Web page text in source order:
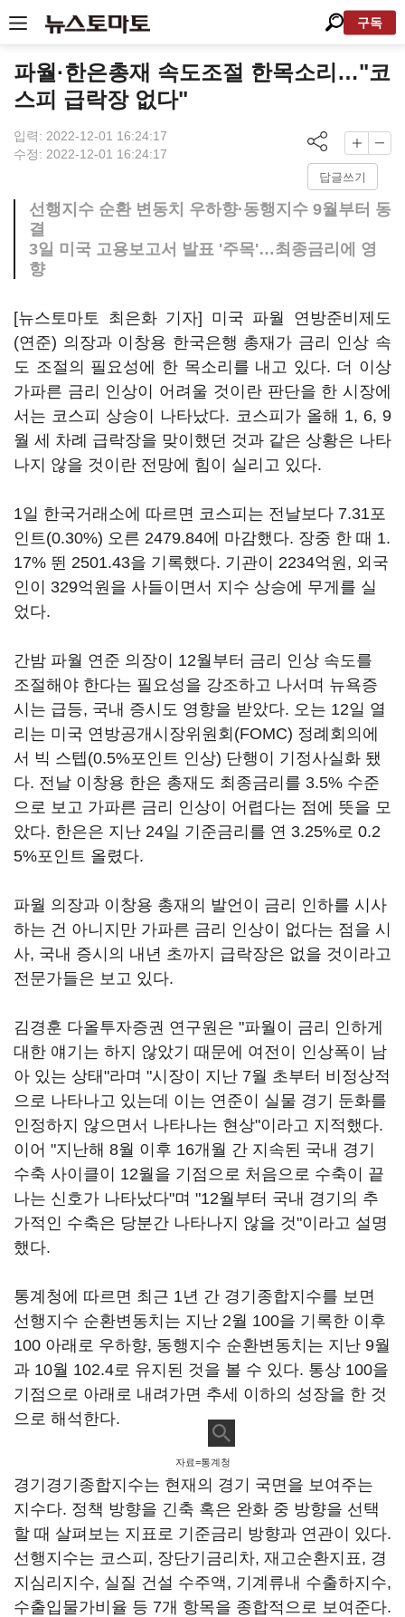
구독
파월·한은총재 속도조절 한목소리…"코
스피 급락장 없다"
입력: 2022-12-01 16:24:17
수정: 2022-12-01 16:24:17
답글쓰기
선행지수 순환 변동치 우하향·동행지수 9월부터 동
결
3일 미국 고용보고서 발표 '주목'…최종금리에 영
향
[뉴스토마토 최은화 기자] 미국 파월 연방준비제도
(연준) 의장과 이창용 한국은행 총재가 금리 인상 속
도 조절의 필요성에 한 목소리를 내고 있다. 더 이상
가파른 금리 인상이 어려울 것이란 판단을 한 시장에
서는 코스피 상승이 나타났다. 코스피가 올해 1, 6, 9
월 세 차례 급락장을 맞이했던 것과 같은 상황은 나타
나지 않을 것이란 전망에 힘이 실리고 있다.
1일 한국거래소에 따르면 코스피는 전날보다 7.31포
인트(0.30%) 오른 2479.84에 마감했다. 장중 한 때 1.
17% 뛴 2501.43을 기록했다. 기관이 2234억원, 외국
인이 329억원을 사들이면서 지수 상승에 무게를 실
었다.
간밤 파월 연준 의장이 12월부터 금리 인상 속도를
조절해야 한다는 필요성을 강조하고 나서며 뉴욕증
시는 급등, 국내 증시도 영향을 받았다. 오는 12일 열
리는 미국 연방공개시장위원회(FOMC) 정례회의에
서 빅 스텝(0.5%포인트 인상) 단행이 기정사실화 됐
다. 전날 이창용 한은 총재도 최종금리를 3.5% 수준
으로 보고 가파른 금리 인상이 어렵다는 점에 뜻을 모
았다. 한은은 지난 24일 기준금리를 연 3.25%로 0.2
5%포인트 올렸다.
파월 의장과 이창용 총재의 발언이 금리 인하를 시사
하는 건 아니지만 가파른 금리 인상이 없다는 점을 시
사, 국내 증시의 내년 초까지 급락장은 없을 것이라고
전문가들은 보고 있다.
김경훈 다올투자증권 연구원은 "파월이 금리 인하게
대한 얘기는 하지 않았기 때문에 여전이 인상폭이 남
아 있는 상태"라며 "시장이 지난 7월 초부터 비정상적
으로 나타나고 있는데 이는 연준이 실물 경기 둔화를
인정하지 않으면서 나타나는 현상"이라고 지적했다.
이어 "지난해 8월 이후 16개월 간 지속된 국내 경기
수축 사이클이 12월을 기점으로 처음으로 수축이 끝
나는 신호가 나타났다"며 "12월부터 국내 경기의 추
가적인 수축은 당분간 나타나지 않을 것"이라고 설명
했다.
통계청에 따르면 최근 1년 간 경기종합지수를 보면
선행지수 순환변동치는 지난 2월 100을 기록한 이후
100 아래로 우하향, 동행지수 순환변동치는 지난 9월
과 10월 102.4로 유지된 것을 볼 수 있다. 통상 100을
기점으로 아래로 내려가면 추세 이하의 성장을 한 것
으로 해석한다.
자료=통계청
경기경기종합지수는 현재의 경기 국면을 보여주는
지수다. 정책 방향을 긴축 혹은 완화 중 방향을 선택
할 때 살펴보는 지표로 기준금리 방향과 연관이 있다.
선행지수는 코스피, 장단기금리차, 재고순환지표, 경
지심리지수, 실질 건설 수주액, 기계류내 수출하지수,
수출입물가비율 등 7개 항목을 종합적으로 보여준다.